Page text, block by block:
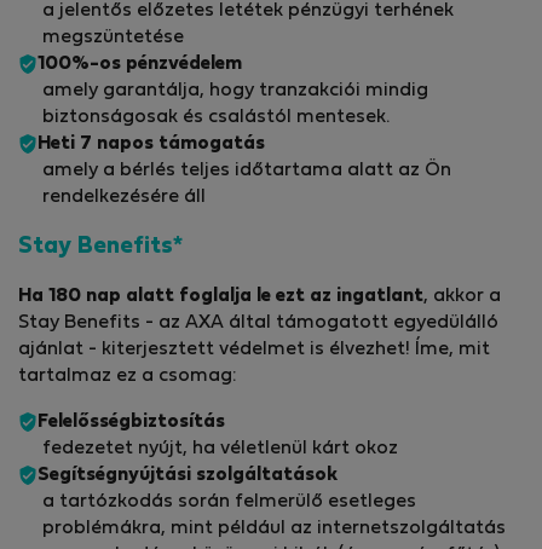
a jelentős előzetes letétek pénzügyi terhének
megszüntetése
100%-os pénzvédelem
amely garantálja, hogy tranzakciói mindig
biztonságosak és csalástól mentesek.
Heti 7 napos támogatás
amely a bérlés teljes időtartama alatt az Ön
rendelkezésére áll
Stay Benefits*
Ha 180 nap alatt foglalja le ezt az ingatlant, akkor a
Stay Benefits - az AXA által támogatott egyedülálló
ajánlat - kiterjesztett védelmet is élvezhet! Íme, mit
tartalmaz ez a csomag:
Felelősségbiztosítás
fedezetet nyújt, ha véletlenül kárt okoz
Segítségnyújtási szolgáltatások
a tartózkodás során felmerülő esetleges
problémákra, mint például az internetszolgáltatás